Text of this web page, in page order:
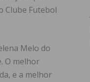
Clube Futebol
Melo do
O melhor
e a melhor